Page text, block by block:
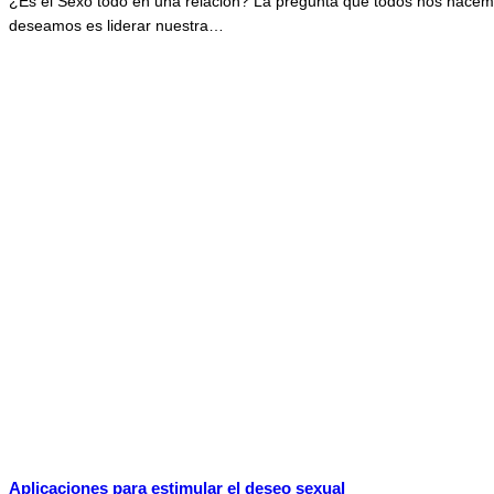
deseamos es liderar nuestra…
Aplicaciones para estimular el deseo sexual